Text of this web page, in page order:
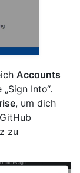
Accounts
Into“.
, um dich
zu